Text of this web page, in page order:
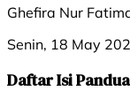
Ghefira Nur
Senin, 18 May
Daftar Isi